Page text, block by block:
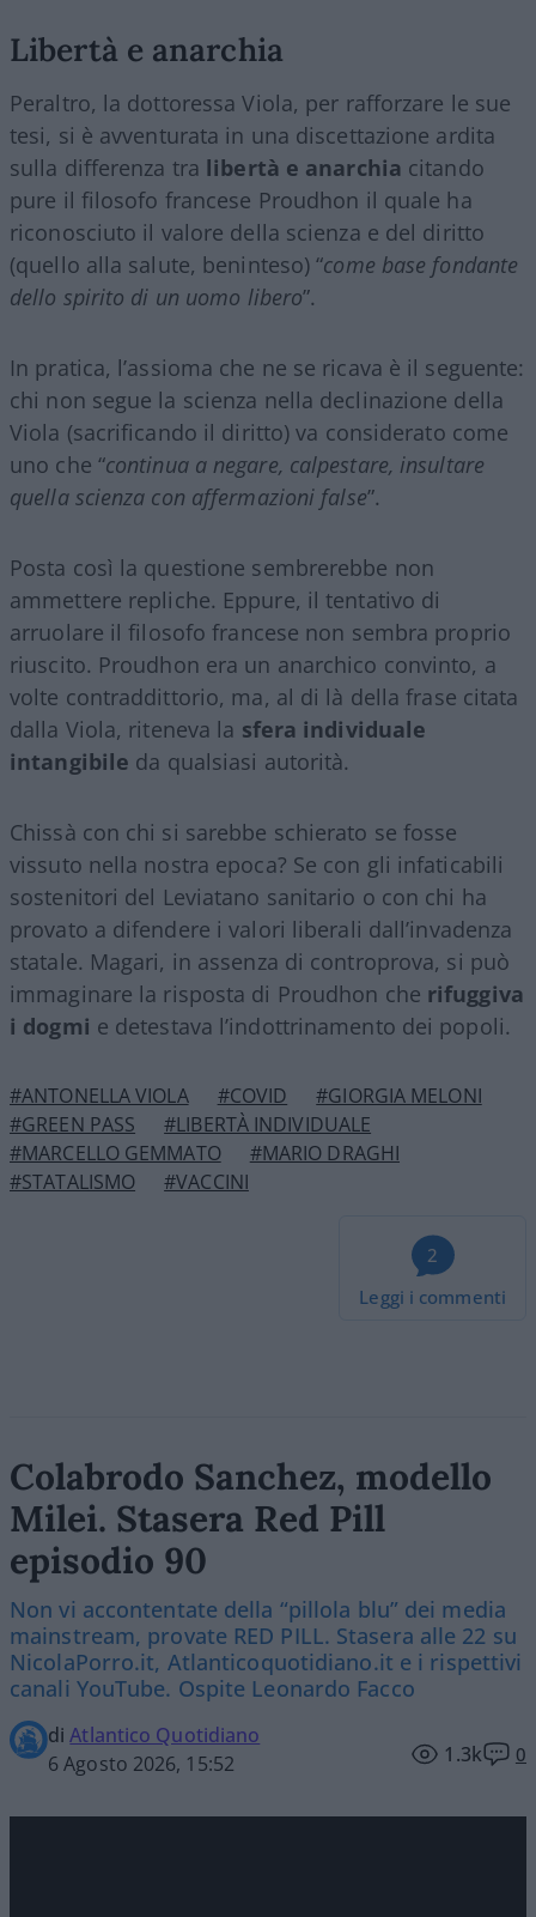
Libertà e anarchia
Peraltro, la dottoressa Viola, per rafforzare le sue
tesi, si è avventurata in una discettazione ardita
sulla differenza tra libertà e anarchia citando
pure il filosofo francese Proudhon il quale ha
riconosciuto il valore della scienza e del diritto
(quello alla salute, beninteso) “come base fondante
dello spirito di un uomo libero”.
In pratica, l’assioma che ne se ricava è il seguente:
chi non segue la scienza nella declinazione della
Viola (sacrificando il diritto) va considerato come
uno che “continua a negare, calpestare, insultare
quella scienza con affermazioni false”.
Posta così la questione sembrerebbe non
ammettere repliche. Eppure, il tentativo di
arruolare il filosofo francese non sembra proprio
riuscito. Proudhon era un anarchico convinto, a
volte contraddittorio, ma, al di là della frase citata
dalla Viola, riteneva la sfera individuale
intangibile da qualsiasi autorità.
Chissà con chi si sarebbe schierato se fosse
vissuto nella nostra epoca? Se con gli infaticabili
sostenitori del Leviatano sanitario o con chi ha
provato a difendere i valori liberali dall’invadenza
statale. Magari, in assenza di controprova, si può
immaginare la risposta di Proudhon che rifuggiva
i dogmi e detestava l’indottrinamento dei popoli.
#ANTONELLA VIOLA #COVID
#GIORGIA MELONI
#GREEN PASS
#LIBERTÀ INDIVIDUALE
#MARCELLO GEMMATO
#MARIO DRAGHI
#STATALISMO
#VACCINI
2
Leggi i commenti
Colabrodo Sanchez, modello
Milei. Stasera Red Pill
episodio 90
Non vi accontentate della “pillola blu” dei media
mainstream, provate RED PILL. Stasera alle 22 su
NicolaPorro.it, Atlanticoquotidiano.it e i rispettivi
canali YouTube. Ospite Leonardo Facco
diAtlantico Quotidiano
6 Agosto 2026, 15:52
1.3k 0